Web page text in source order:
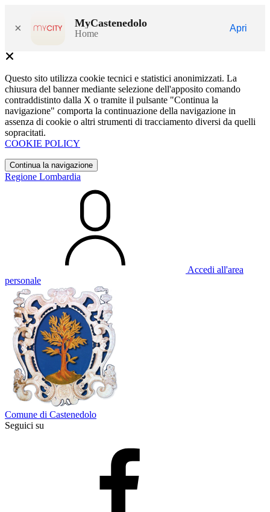
× MyCastenedolo
Home
Apri
Questo sito utilizza cookie tecnici e statistici anonimizzati. La
chiusura del banner mediante selezione dell'apposito comando
contraddistinto dalla X o tramite il pulsante "Continua la
navigazione" comporta la continuazione della navigazione in
assenza di cookie o altri strumenti di tracciamento diversi da quelli
sopracitati.
COOKIE POLICY
Continua la navigazione
Regione Lombardia
Accedi all'area
personale
Comune di Castenedolo
Seguici su